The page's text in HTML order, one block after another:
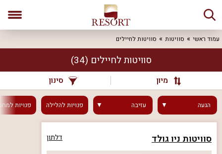
עמוד ראשי סוויטות סוויטות לחיילים
סוויטות לחיילים (34)
מיון סינון
הגעה עזיבה פנויותלהלילה פנויות
סוויטות ניו גולד דלתון